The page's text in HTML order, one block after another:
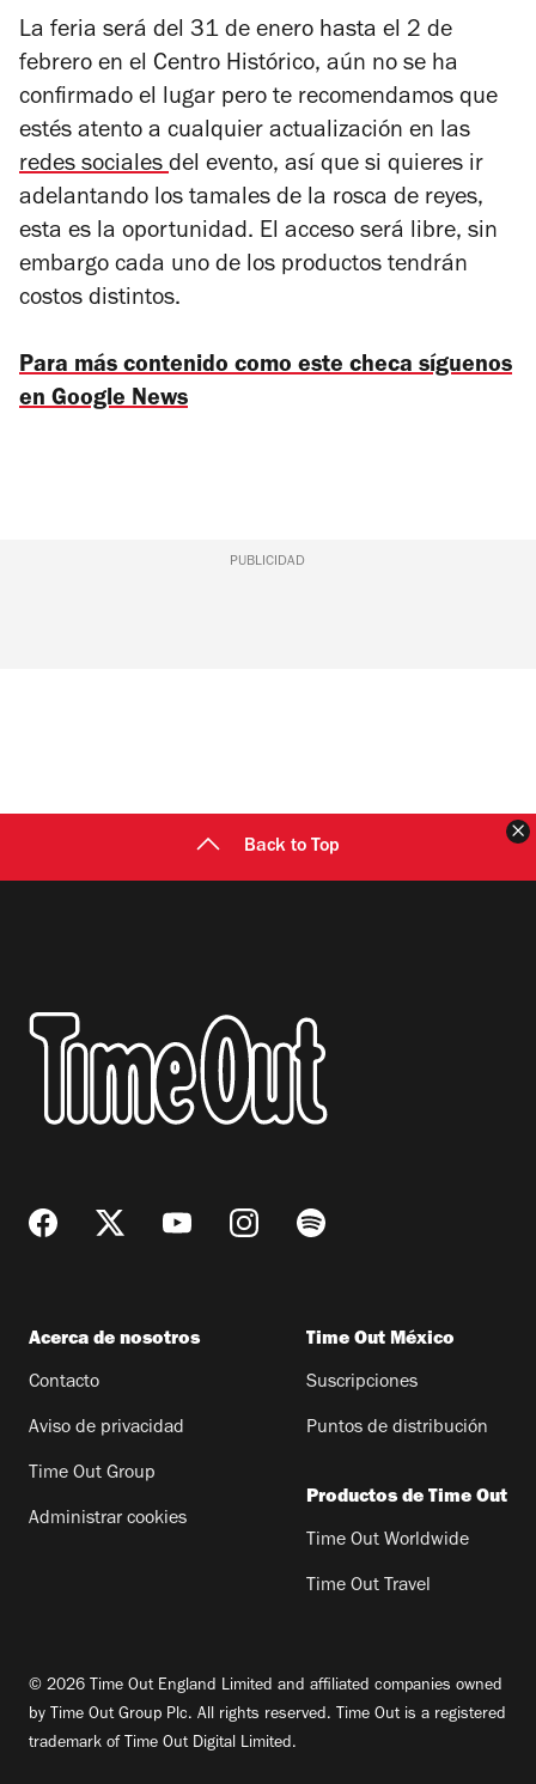
La feria será del 31 de enero hasta el 2 de
febrero en el Centro Histórico, aún no se ha
confirmado el lugar pero te recomendamos que
estés atento a cualquier actualización en las
redes socialesdel evento, así que si quieres ir
adelantando los tamales de la rosca de reyes,
esta es la oportunidad. El acceso será libre, sin
embargo cada uno de los productos tendrán
costos distintos.
Para más contenido como este checa síguenos
en Google News
PUBLICIDAD
Back to Top
Acerca de nosotros
Contacto
Aviso de privacidad
Time Out Group
Administrar cookies
Time Out México
Suscripciones
Puntos de distribución
Productos de Time Out
Time Out Worldwide
Time Out Travel
© 2026 Time Out England Limited and affiliated companies owned
by Time Out Group Plc. All rights reserved. Time Out is a registered
trademark of Time Out Digital Limited.